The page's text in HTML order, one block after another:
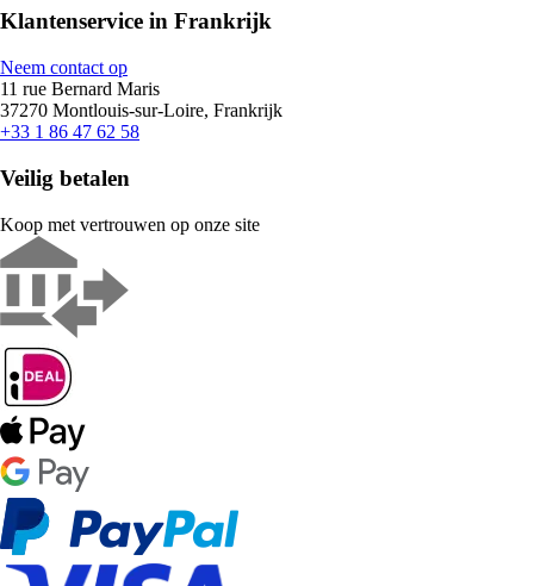
Klantenservice in Frankrijk
Neem contact op
11 rue Bernard Maris
37270 Montlouis-sur-Loire, Frankrijk
+33 1 86 47 62 58
Veilig betalen
Koop met vertrouwen op onze site